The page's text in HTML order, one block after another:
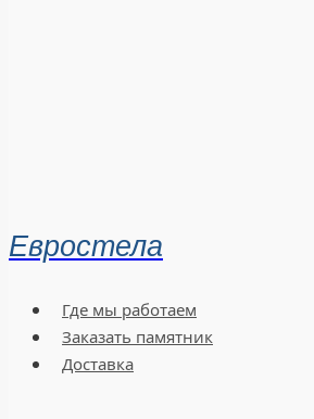
Евростела
Где мы работаем
Заказать памятник
Доставка